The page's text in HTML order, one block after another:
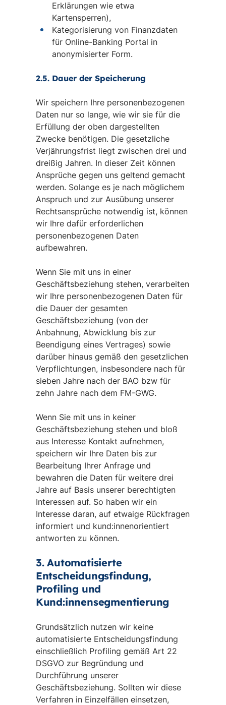
Erklärungen wie etwa
Kartensperren),
Kategorisierung von Finanzdaten
für Online-Banking Portal in
anonymisierter Form.
2.5. Dauer der Speicherung
Wir speichern Ihre personenbezogenen
Daten nur so lange, wie wir sie für die
Erfüllung der oben dargestellten
Zwecke benötigen. Die gesetzliche
Verjährungsfrist liegt zwischen drei und
dreißig Jahren. In dieser Zeit können
Ansprüche gegen uns geltend gemacht
werden. Solange es je nach möglichem
Anspruch und zur Ausübung unserer
Rechtsansprüche notwendig ist, können
wir Ihre dafür erforderlichen
personenbezogenen Daten
aufbewahren.
Wenn Sie mit uns in einer
Geschäftsbeziehung stehen, verarbeiten
wir Ihre personenbezogenen Daten für
die Dauer der gesamten
Geschäftsbeziehung (von der
Anbahnung, Abwicklung bis zur
Beendigung eines Vertrages) sowie
darüber hinaus gemäß den gesetzlichen
Verpflichtungen, insbesondere nach für
sieben Jahre nach der BAO bzw für
zehn Jahre nach dem FM-GWG.
Wenn Sie mit uns in keiner
Geschäftsbeziehung stehen und bloß
aus Interesse Kontakt aufnehmen,
speichern wir Ihre Daten bis zur
Bearbeitung Ihrer Anfrage und
bewahren die Daten für weitere drei
Jahre auf Basis unserer berechtigten
Interessen auf. So haben wir ein
Interesse daran, auf etwaige Rückfragen
informiert und kund:innenorientiert
antworten zu können.
3. Automatisierte
Entscheidungsfindung,
Profiling und
Kund:innensegmentierung
Grundsätzlich nutzen wir keine
automatisierte Entscheidungsfindung
einschließlich Profiling gemäß Art 22
DSGVO zur Begründung und
Durchführung unserer
Geschäftsbeziehung. Sollten wir diese
Verfahren in Einzelfällen einsetzen,